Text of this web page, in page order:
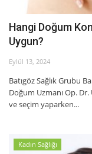
Hangi Doğum
Uygun?
Eylül 13, 2024
Batıgöz Sağlık Grubu
Doğum Uzmanı Op.
ve seçim yaparken...
Kadın Sağlığı